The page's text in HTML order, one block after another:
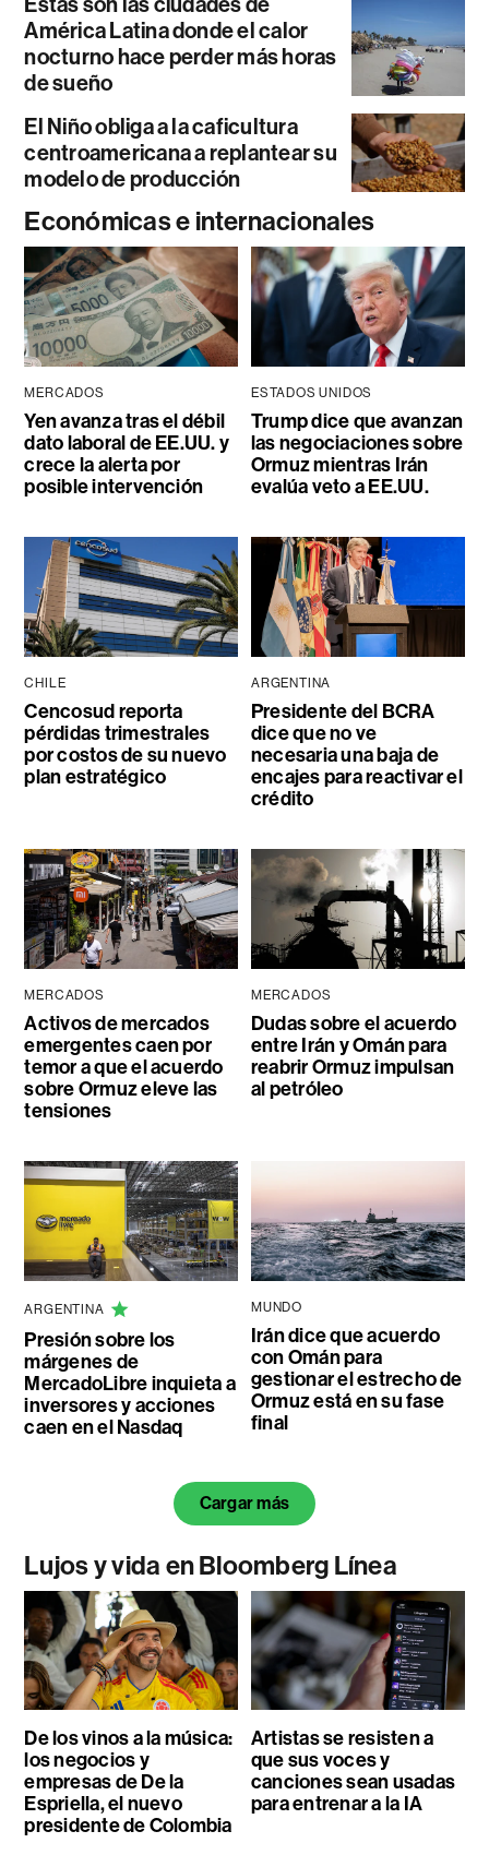
América Latina donde el calor
nocturno hace perder más horas
de sueño
El Niño obliga a la caficultura
centroamericana a replantear su
modelo de producción
Económicas e internacionales
MERCADOS
Yen avanza tras el débil
dato laboral de EE.UU. y
crece la alerta por
posible intervención
ESTADOS UNIDOS
Trump dice que avanzan
las negociaciones sobre
Ormuz mientras Irán
evalúa veto a EE.UU.
CHILE
Cencosud reporta
pérdidas trimestrales
por costos de su nuevo
plan estratégico
ARGENTINA
Presidente del BCRA
dice que no ve
necesaria una baja de
encajes para reactivar el
crédito
MERCADOS
Activos de mercados
emergentes caen por
temor a que el acuerdo
sobre Ormuz eleve las
tensiones
MERCADOS
Dudas sobre el acuerdo
entre Irán y Omán para
reabrir Ormuz impulsan
al petróleo
ARGENTINA
Presión sobre los
márgenes de
MercadoLibre inquieta a
inversores y acciones
caen en el Nasdaq
MUNDO
Irán dice que acuerdo
con Omán para
gestionar el estrecho de
Ormuz está en su fase
final
Cargar más
Lujos y vida en Bloomberg Línea
De los vinos a la música:
los negocios y
empresas de De la
Espriella, el nuevo
presidente de Colombia
Artistas se resisten a
que sus voces y
canciones sean usadas
para entrenar a la IA